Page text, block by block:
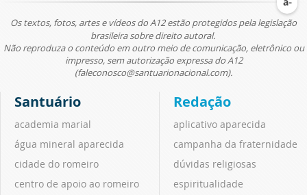
Os textos, fotos, artes e vídeos do A12 estão protegidos pela legislação
brasileira sobre direito autoral.
Não reproduza o conteúdo em outro meio de comunicação, eletrônico ou
impresso, sem autorização expressa do A12
(faleconosco@santuarionacional.com).
Santuário
academia marial
água mineral aparecida
cidade do romeiro
centro de apoio ao romeiro
Redação
aplicativo aparecida
campanha da fraternidade
dúvidas religiosas
espiritualidade